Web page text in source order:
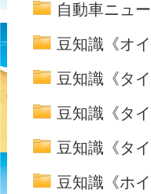
自動車ニュ
豆知識《オイ
豆知識《タイ
豆知識《タ
豆知識《タイ
豆知識《ホ